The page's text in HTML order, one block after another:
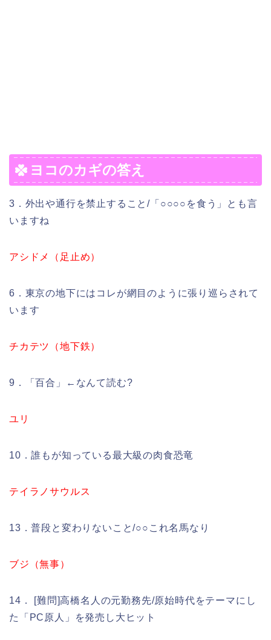
ヨコのカギの答え
3．外出や通行を禁止すること/「○○○○を食う」とも言
いますね
アシドメ（足止め）
6．東京の地下にはコレが網目のように張り巡らされて
います
チカテツ（地下鉄）
9．「百合」←なんて読む?
ユリ
10．誰もが知っている最大級の肉食恐竜
テイラノサウルス
13．普段と変わりないこと/○○これ名馬なり
ブジ（無事）
14． [難問]高橋名人の元勤務先/原始時代をテーマにし
た「PC原人」を発売し大ヒット